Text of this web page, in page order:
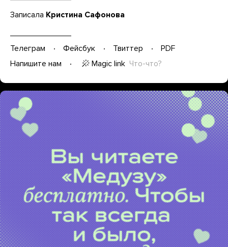
Записала Кристина Сафонова
Телеграм Фейсбук Твиттер
PDF
Напишите нам
Magic link Что-что?